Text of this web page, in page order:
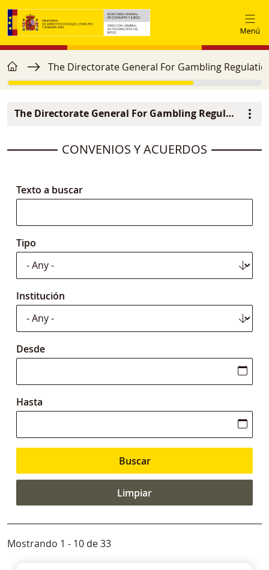
Skip to main content
Breadcrumb
home The Directorate General For Gambling
The Directorate General For Gambling Regulation
CONVENIOS Y ACUERDOS
Texto a buscar
Tipo
Institución
Desde
Hasta
Mostrando 1 - 10 de 33